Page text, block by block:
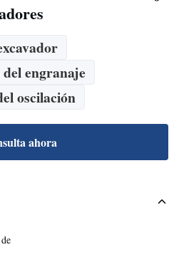
engranaje
oscilación
ahora